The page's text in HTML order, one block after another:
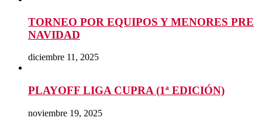
TORNEO POR EQUIPOS Y MENORES PRE
NAVIDAD
diciembre 11, 2025
PLAYOFF LIGA CUPRA (1ª EDICIÓN)
noviembre 19, 2025